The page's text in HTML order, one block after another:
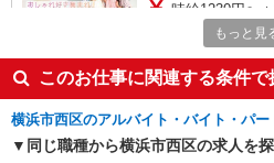
時給1230円〜
≪横浜ジョイ
浜市西区南幸１丁
正社員
もっと見
このお仕事に関連する条件で
横浜市西区のアルバイト・バイト・パ
同じ職種から横浜市西区の求人を